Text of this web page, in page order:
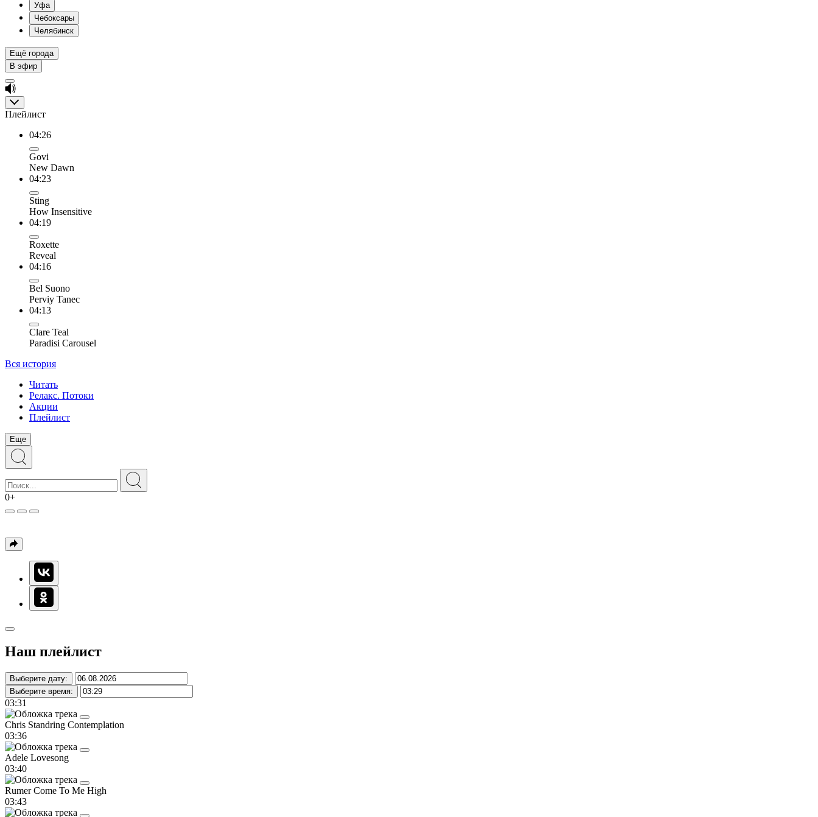
Уфа
Чебоксары
Челябинск
Ещё города
В эфир
Плейлист
04:26
Govi
New Dawn
04:23
Sting
How Insensitive
04:19
Roxette
Reveal
04:16
Bel Suono
Perviy Tanec
04:13
Clare Teal
Paradisi Carousel
Вся история
Читать
Релакс. Потоки
Акции
Плейлист
Еще
0+
Наш плейлист
Выберите дату:
Выберите время:
03:31
Chris Standring Contemplation
03:36
Adele Lovesong
03:40
RumerCome To Me High
03:43